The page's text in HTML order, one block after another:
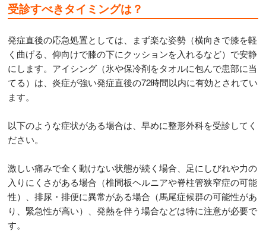
受診すべきタイミングは？
発症直後の応急処置としては、まず楽な姿勢（横向きで膝を軽
く曲げる、仰向けで膝の下にクッションを入れるなど）で安静
にします。アイシング（氷や保冷剤をタオルに包んで患部に当
てる）は、炎症が強い発症直後の72時間以内に有効とされてい
ます。
以下のような症状がある場合は、早めに整形外科を受診してく
ださい。
激しい痛みで全く動けない状態が続く場合、足にしびれや力の
入りにくさがある場合（椎間板ヘルニアや脊柱管狭窄症の可能
性）、排尿・排便に異常がある場合（馬尾症候群の可能性があ
り、緊急性が高い）、発熱を伴う場合などは特に注意が必要で
す。